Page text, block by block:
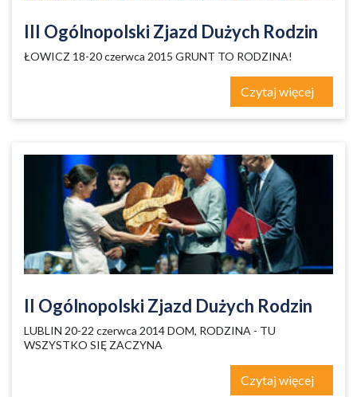
III Ogólnopolski Zjazd Dużych Rodzin
ŁOWICZ 18-20 czerwca 2015 GRUNT TO RODZINA!
Czytaj więcej
II Ogólnopolski Zjazd Dużych Rodzin
LUBLIN 20-22 czerwca 2014 DOM, RODZINA - TU
WSZYSTKO SIĘ ZACZYNA
Czytaj więcej